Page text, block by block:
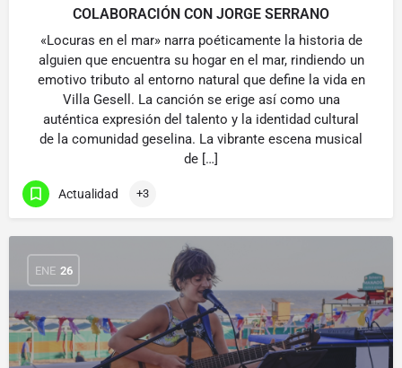
COLABORACIÓN CON JORGE SERRANO
«Locuras en el mar» narra poéticamente la historia de
alguien que encuentra su hogar en el mar, rindiendo un
emotivo tributo al entorno natural que define la vida en
Villa Gesell. La canción se erige así como una
auténtica expresión del talento y la identidad cultural
de la comunidad geselina. La vibrante escena musical
de […]
Actualidad +3
ENE 26